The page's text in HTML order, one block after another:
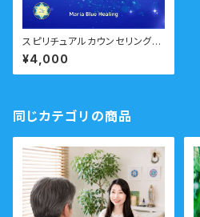
スピリチュアルカウンセリング2
0分 急なご相談に
¥4,000
同じカテゴリの商品